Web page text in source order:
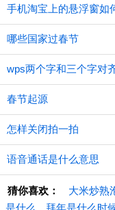
手机淘宝上的悬浮窗如
哪些国家过春节
wps两个字和三个字对
春节起源
怎样关闭拍一拍
语音通话是什么意思
猜你喜欢： 大米炒熟
是什么
拜年是什么时